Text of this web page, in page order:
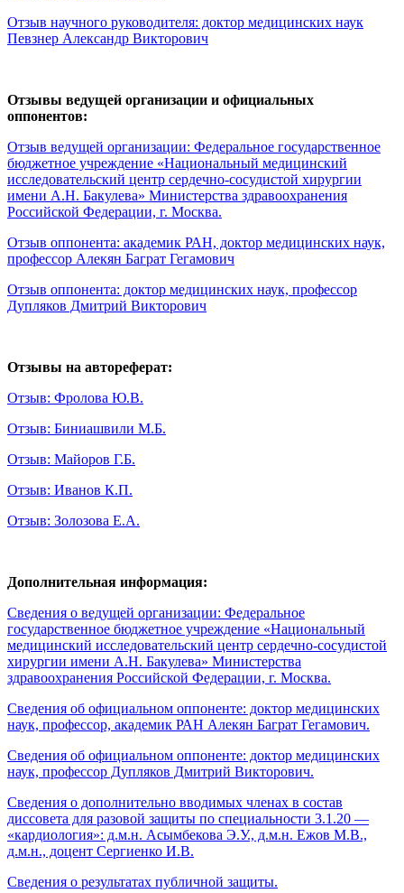
Отзыв научного руководителя: доктор медицинских наук
Певзнер Александр Викторович
Отзывы ведущей организации и официальных
оппонентов:
Отзыв ведущей организации: Федеральное государственное
бюджетное учреждение «Национальный медицинский
исследовательский центр сердечно-сосудистой хирургии
имени А.Н. Бакулева» Министерства здравоохранения
Российской Федерации, г. Москва.
Отзыв оппонента: академик РАН, доктор медицинских наук,
профессор Алекян Баграт Гегамович
Отзыв оппонента: доктор медицинских наук, профессор
Дупляков Дмитрий Викторович
Отзывы на автореферат:
Отзыв: Фролова Ю.В.
Отзыв: Биниашвили М.Б.
Отзыв: Майоров Г.Б.
Отзыв: Иванов К.П.
Отзыв: Золозова Е.А.
Дополнительная информация:
Сведения о ведущей организации: Федеральное
государственное бюджетное учреждение «Национальный
медицинский исследовательский центр сердечно-сосудистой
хирургии имени А.Н. Бакулева» Министерства
здравоохранения Российской Федерации, г. Москва.
Сведения об официальном оппоненте: доктор медицинских
наук, профессор, академик РАН Алекян Баграт Гегамович.
Сведения об официальном оппоненте: доктор медицинских
наук, профессор Дупляков Дмитрий Викторович.
Сведения о дополнительно вводимых членах в состав
диссовета для разовой защиты по специальности 3.1.20 —
«кардиология»: д.м.н. Асымбекова Э.У., д.м.н. Ежов М.В.,
д.м.н., доцент Сергиенко И.В.
Сведения о результатах публичной защиты.